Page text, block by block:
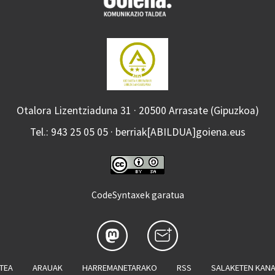
Otalora Lizentziaduna 31 · 20500 Arrasate (Gipuzkoa)
Tel.: 943 25 05 05 · berriak[ABILDUA]goiena.eus
CodeSyntaxek garatua
ARAUAK HARREMANETARAKO RSS SALAKETEN